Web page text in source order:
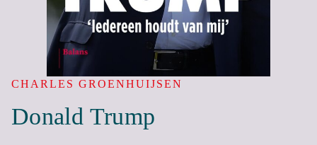
CHARLES GROENHUIJSEN
Donald Trump